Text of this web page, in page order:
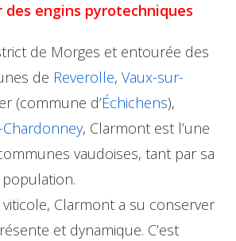
des engins pyrotechniques
de Morges et entourée des
de Reverolle, Vaux-sur-
(commune d’Échichens),
Chardonney, Clarmont est l’une
vaudoises, tant par sa
Clarmont a su conserver
et dynamique. C’est